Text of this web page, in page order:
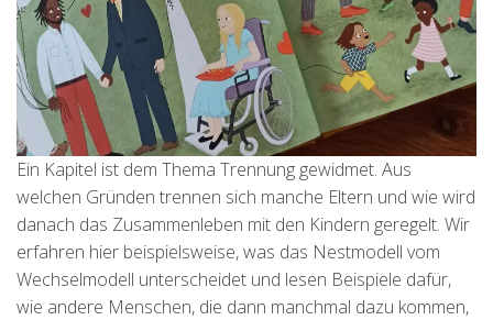
Ein Kapitel ist dem Thema Trennung gewidmet. Aus
welchen Gründen trennen sich manche Eltern und wie wird
danach das Zusammenleben mit den Kindern geregelt. Wir
erfahren hier beispielsweise, was das Nestmodell vom
Wechselmodell unterscheidet und lesen Beispiele dafür,
wie andere Menschen, die dann manchmal dazu kommen,